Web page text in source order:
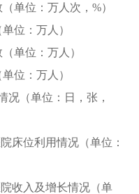
单位：万人次，%）
位：万人）
单位：万人）
位：万人）
况（单位：日，张，
床位利用情况（单位：
收入及增长情况（单